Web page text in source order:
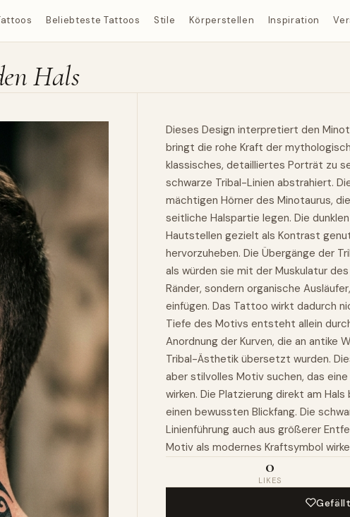
Beliebteste Tattoos Stile Körperstellen Inspiration
Hals
Dieses Design interpretiert den
bringt die rohe Kraft der
klassisches, detailliertes Porträt zu
schwarze Tribal-Linien abstrahiert.
mächtigen Hörner des Minotaurus,
seitliche Halspartie legen. Die
Hautstellen gezielt als Kontrast
hervorzuheben. Die Übergänge der
als würden sie mit der Muskulatur
Ränder, sondern organische
einfügen. Das Tattoo wirkt dadurch
Tiefe des Motivs entsteht allein
Anordnung der Kurven, die an antike
Tribal-Ästhetik übersetzt wurden.
aber stilvolles Motiv suchen, das
wirken. Die Platzierung direkt am
einen bewussten Blickfang. Die
Linienführung auch aus größerer
Motiv als modernes Kraftsymbol
0
LIKES